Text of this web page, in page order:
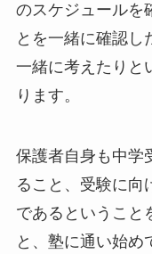
のスケジュールを
とを一緒に確認し
一緒に考えたりと
ります。
保護者自身も中学
ること、受験に向
であるということ
と、塾に通い始め